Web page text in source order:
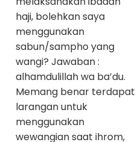
haji, bolehkan saya
menggunakan
sabun/sampho yang
wangi? Jawaban :
alhamdulillah wa ba’du.
Memang benar terdapat
larangan untuk
menggunakan
wewangian saat ihrom,